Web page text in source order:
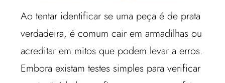
Ao tentar identificar se uma peça é de prata
verdadeira, é comum cair em armadilhas ou
acreditar em mitos que podem levar a erros.
Embora existam testes simples para verificar